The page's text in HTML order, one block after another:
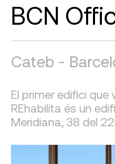
BCN
Cateb -
El primer edifici
REhabilita és un
Meridiana, 38 del